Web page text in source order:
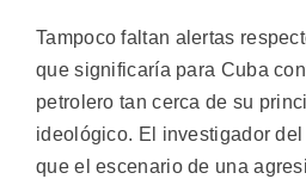
Tampoco faltan alertas
que significaría para Cuba
petrolero tan cerca de su
ideológico. El investigador
que el escenario de una